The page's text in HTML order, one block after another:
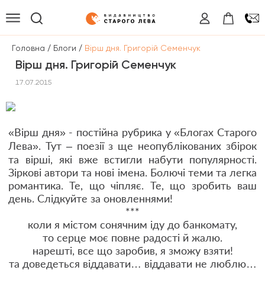
Головна / Блоги / Вірш дня. Григорій Семенчук
Вірш дня. Григорій Семенчук
17.07.2015
«Вірш дня» - постійна рубрика у «Блогах Старого
Лева». Тут – поезії з ще неопублікованих збірок
та вірші, які вже встигли набути популярності.
Зіркові автори та нові імена. Болючі теми та легка
романтика. Те, що чіпляє. Те, що зробить ваш
день. Слідкуйте за оновленнями!
***
коли я містом сонячним іду до банкомату,
то серце моє повне радості й жалю.
нарешті, все що заробив, я зможу взяти!
та доведеться віддавати… віддавати не люблю…